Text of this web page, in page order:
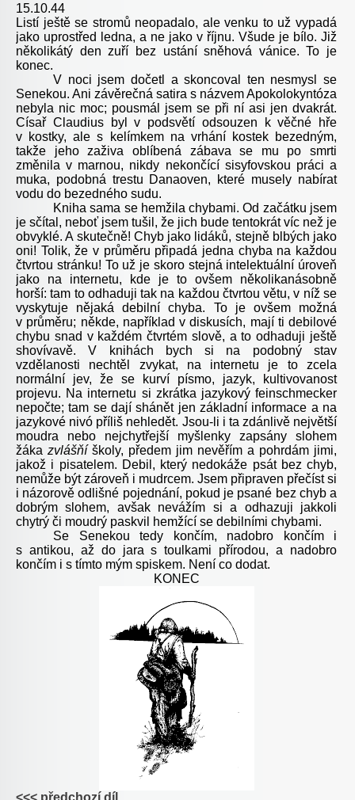
15.10.44
Listí ještě se stromů neopadalo, ale venku to už vypadá
jako uprostřed ledna, a ne jako v říjnu. Všude je bílo. Již
několikátý den zuří bez ustání sněhová vánice. To je
konec.
V noci jsem dočetl a skoncoval ten nesmysl se
Senekou. Ani závěrečná satira s názvem Apokolokyntóza
nebyla nic moc; pousmál jsem se při ní asi jen dvakrát.
Císař Claudius byl v podsvětí odsouzen k věčné hře
v kostky, ale s kelímkem na vrhání kostek bezedným,
takže jeho zaživa oblíbená zábava se mu po smrti
změnila v marnou, nikdy nekončící sisyfovskou práci a
muka, podobná trestu Danaoven, které musely nabírat
vodu do bezedného sudu.
Kniha sama se hemžila chybami. Od začátku jsem
je sčítal, neboť jsem tušil, že jich bude tentokrát víc než je
obvyklé. A skutečně! Chyb jako lidáků, stejně blbých jako
oni! Tolik, že v průměru připadá jedna chyba na každou
čtvrtou stránku! To už je skoro stejná intelektuální úroveň
jako na internetu, kde je to ovšem několikanásobně
horší: tam to odhaduji tak na každou čtvrtou větu, v níž se
vyskytuje nějaká debilní chyba. To je ovšem možná
v průměru; někde, například v diskusích, mají ti debilové
chybu snad v každém čtvrtém slově, a to odhaduji ještě
shovívavě. V knihách bych si na podobný stav
vzdělanosti nechtěl zvykat, na internetu je to zcela
normální jev, že se kurví písmo, jazyk, kultivovanost
projevu. Na internetu si zkrátka jazykový feinschmecker
nepočte; tam se dají shánět jen základní informace a na
jazykové nivó příliš nehledět. Jsou-li i ta zdánlivě největší
moudra nebo nejchytřejší myšlenky zapsány slohem
žáka zvlášňíškoly, předem jim nevěřím a pohrdám jimi,
jakož i pisatelem. Debil, který nedokáže psát bez chyb,
nemůže být zároveň i mudrcem. Jsem připraven přečíst si
i názorově odlišné pojednání, pokud je psané bez chyb a
dobrým slohem, avšak nevážím si a odhazuji jakkoli
chytrý či moudrý paskvil hemžící se debilními chybami.
Se Senekou tedy končím, nadobro končím i
s antikou, až do jara s toulkami přírodou, a nadobro
končím i s tímto mým spiskem. Není co dodat.
KONEC
<<< předchozí díl